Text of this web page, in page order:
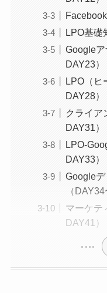
LPO基礎
Google
DAY23）
LPO（ヒ
DAY28）
クライア
DAY31）
LPO-
DAY33）
Google
（
マーケテ
DAY41）